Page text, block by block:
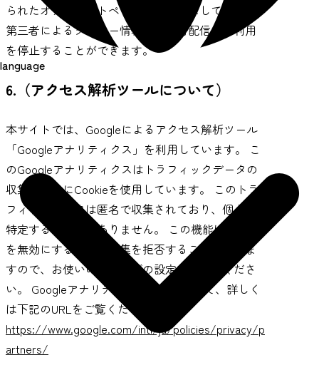
language
られたオプトアウトページにアクセスして、当該
第三者によるクッキー情報等の広告配信への利用
を停止することができます。
6.（アクセス解析ツールについて）
本サイトでは、Googleによるアクセス解析ツール
「Googleアナリティクス」を利用しています。 こ
のGoogleアナリティクスはトラフィックデータの
収集のためにCookieを使用しています。 このトラ
フィックデータは匿名で収集されており、個人を
特定するものではありません。 この機能はCookie
を無効にすることで収集を拒否することができま
すので、お使いのブラウザの設定をご確認くださ
い。 Googleアナリティクス規約に関して、詳しく
は下記のURLをご覧ください。
https://www.google.com/intl/ja/policies/privacy/p
artners/